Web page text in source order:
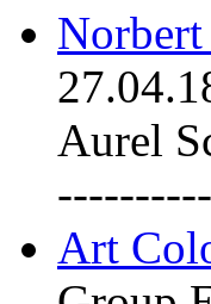
Aurel
----------
Art